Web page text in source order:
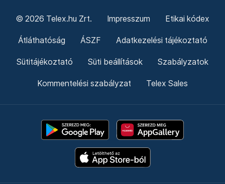
© 2026 Telex.hu Zrt. Impresszum Etikai kódex
Átláthatóság ÁSZF Adatkezelési tájékoztató
Sütitájékoztató Süti beállítások Szabályzatok
Kommentelési szabályzat Telex Sales